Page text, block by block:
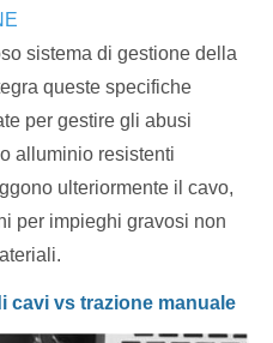
sistema di gestione della
queste specifiche
per gestire gli abusi
alluminio resistenti
ulteriormente il cavo,
per impieghi gravosi non
cavi vs trazione manuale